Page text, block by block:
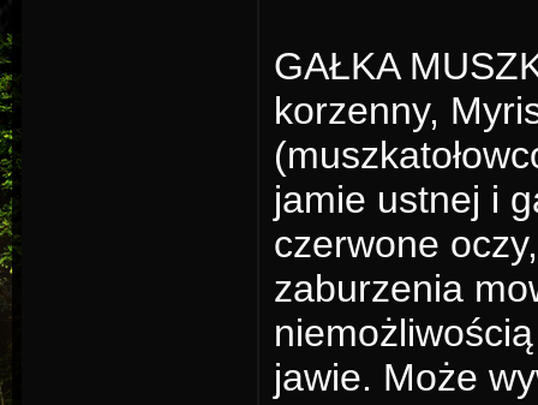
GAŁKA
korzenny,
jamie ustnej i
czerwone
zaburzenia
jawie. Może